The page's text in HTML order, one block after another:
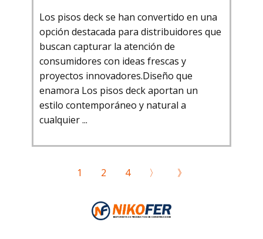
Los pisos deck se han convertido en una
opción destacada para distribuidores que
buscan capturar la atención de
consumidores con ideas frescas y
proyectos innovadores.Diseño que
enamora Los pisos deck aportan un
estilo contemporáneo y natural a
cualquier ...
1 2 4 〉 》